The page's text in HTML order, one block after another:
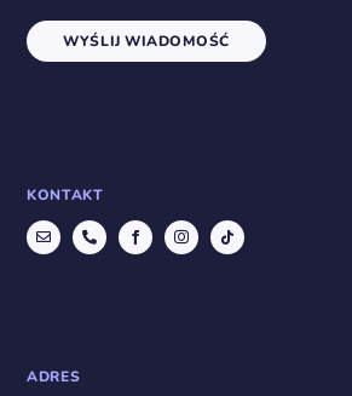
KONTAKT
ADRES
WYŚLIJ WIADOMOŚĆ